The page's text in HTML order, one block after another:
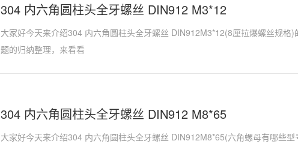
304 内六角圆柱头全牙螺丝 DIN912 M3*12
大家好今天来介绍304 内六角圆柱头全牙螺丝 DIN912M3*12(8厘拉爆螺丝规格
题的归纳整理，来看看
304 内六角圆柱头全牙螺丝 DIN912 M8*65
大家好今天来介绍304 内六角圆柱头全牙螺丝 DIN912M8*65(六角螺母有哪些